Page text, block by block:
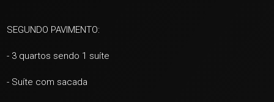
SEGUNDO PAVIMENTO:
- 3 quartos sendo 1 suíte
- Suíte com sacada